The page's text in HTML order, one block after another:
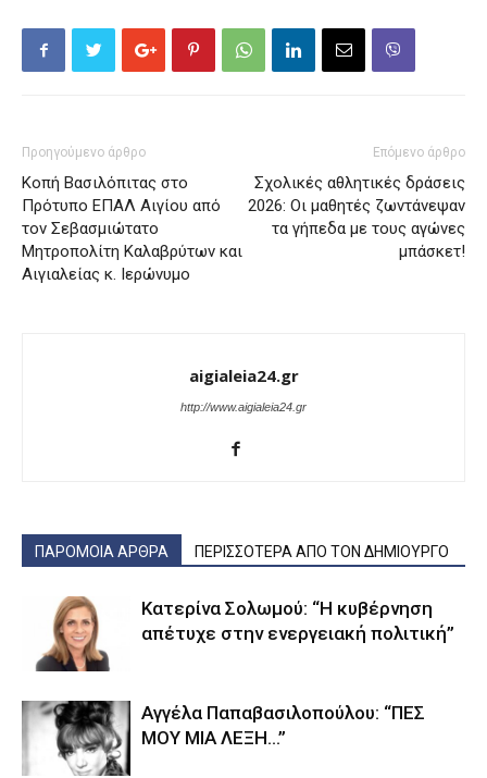
Προηγούμενο άρθρο
Κοπή Βασιλόπιτας στο
Πρότυπο ΕΠΑΛ Αιγίου από
τον Σεβασμιώτατο
Μητροπολίτη Καλαβρύτων και
Αιγιαλείας κ. Ιερώνυμο
Επόμενο άρθρο
Σχολικές αθλητικές δράσεις
2026: Οι μαθητές ζωντάνεψαν
τα γήπεδα με τους αγώνες
μπάσκετ!
aigialeia24.gr
http://www.aigialeia24.gr
ΠΑΡΟΜΟΙΑ ΑΡΘΡΑ ΠΕΡΙΣΣΟΤΕΡΑ ΑΠΟ ΤΟΝ ΔΗΜΙΟΥΡΓΟ
Κατερίνα Σολωμού: “Η κυβέρνηση
απέτυχε στην ενεργειακή πολιτική”
Αγγέλα Παπαβασιλοπούλου: “ΠΕΣ
ΜΟΥ ΜΙΑ ΛΕΞΗ…”